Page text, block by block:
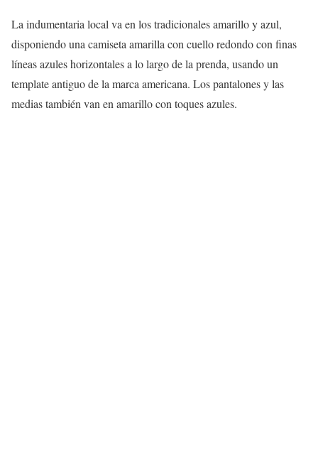
La indumentaria local va en los tradicionales amarillo y azul,
disponiendo una camiseta amarilla con cuello redondo con finas
líneas azules horizontales a lo largo de la prenda, usando un
template antiguo de la marca americana. Los pantalones y las
medias también van en amarillo con toques azules.